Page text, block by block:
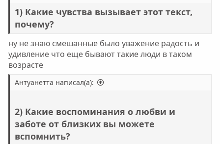
1) Какие чувства вызывает этот текст,
почему?
ну не знаю смешанные было уважение радость и
удивление что еще бывают такие люди в таком
возрасте
Антуанетта написал(а):
2) Какие воспоминания о любви и
заботе от близких вы можете
вспомнить?